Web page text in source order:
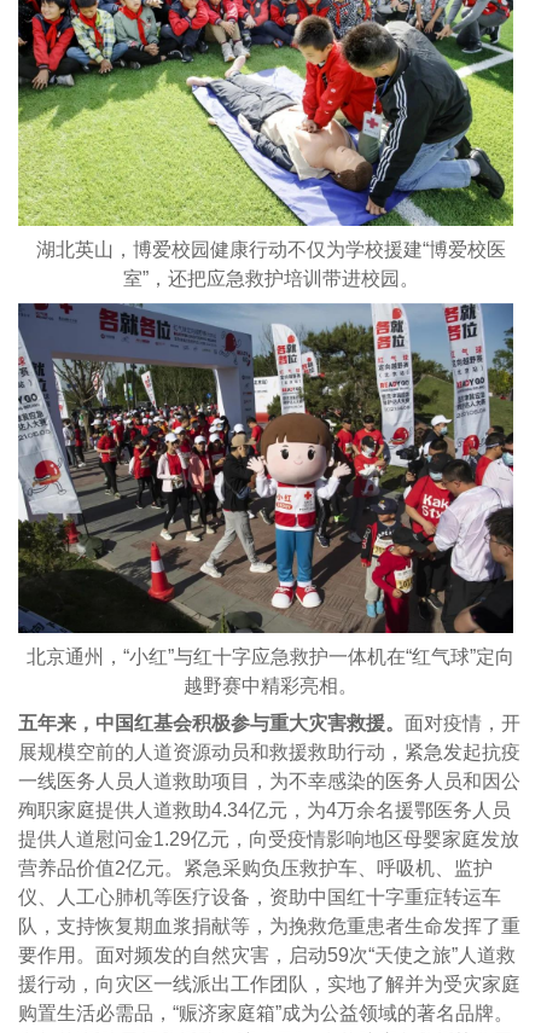
湖北英山，博爱校园健康行动不仅为学校援建“博爱校医
室”，还把应急救护培训带进校园。
北京通州，“小红”与红十字应急救护一体机在“红气球”定向
越野赛中精彩亮相。
五年来，中国红基会积极参与重大灾害救援。 面对疫情，开
展规模空前的人道资源动员和救援救助行动，紧急发起抗疫
一线医务人员人道救助项目，为不幸感染的医务人员和因公
殉职家庭提供人道救助4.34亿元，为4万余名援鄂医务人员
提供人道慰问金1.29亿元，向受疫情影响地区母婴家庭发放
营养品价值2亿元。紧急采购负压救护车、呼吸机、监护
仪、人工心肺机等医疗设备，资助中国红十字重症转运车
队，支持恢复期血浆捐献等，为挽救危重患者生命发挥了重
要作用。面对频发的自然灾害，启动59次“天使之旅”人道救
援行动，向灾区一线派出工作团队，实地了解并为受灾家庭
购置生活必需品，“赈济家庭箱”成为公益领域的著名品牌。